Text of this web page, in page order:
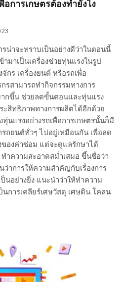
การเกษตรต้องทำยังไง
น่าจะทราบเป็นอย่างดีว่าในตอนนี้
ามาเป็นเครื่องช่วยทุ่นแรงในรูป
กร เครื่องยนต์ หรือรถเพื่อ
รสามารถทำกิจกรรมทางการ
ากขึ้น ช่วยลดขั้นตอนและทุ่นแรง
ะสิทธิภาพทางการผลิตได้อีกด้วย
นแรงอย่างรถเพื่อการเกษตรนั้นก็มี
ถยนต์ทั่วๆ ไปอยู่เหมือนกัน เพื่อลด
ของค่าซ่อม แต่จะดูแลรักษาได้
ำความสะอาดสม่ำเสมอ ขึ้นชื่อว่า
ว่าการให้ความสำคัญกับเรื่องการ
นอย่างยิ่ง แนะนำว่าให้ทำความ
การเคลียร์เศษวัสดุ เศษดิน โคลน